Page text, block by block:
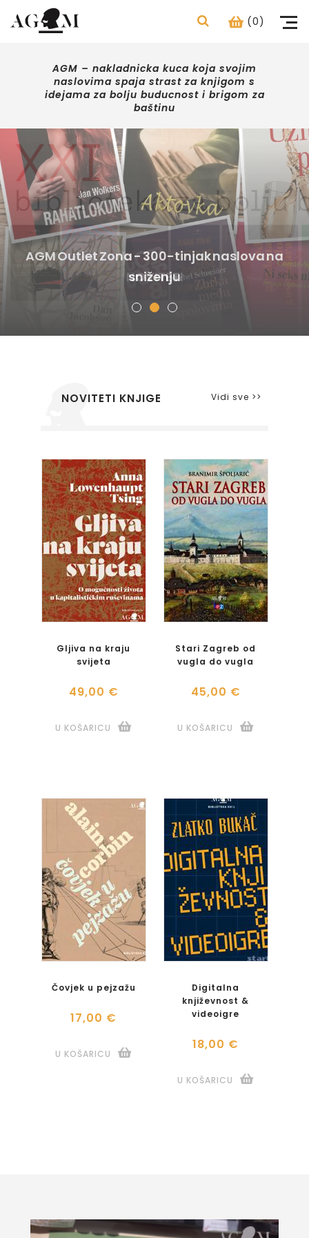
(0)
AGM – nakladnicka kuca koja svojim
naslovima spaja strast za knjigom s
idejama za bolju buducnost i brigom za
baštinu
NOVITETI
AGM Outlet Zona - 300-tinjak naslova na
sniženju
ART POINT CENTAR - boje, kistovi, platna,
papiri, pribor za umjetnike,
studente,školarce i kreativce
NOVITETI KNJIGE Vidi sve >>
Gljiva na kraju
svijeta
49,00 €
U KOŠARICU
Stari Zagreb od
vugla do vugla
45,00 €
U KOŠARICU
Čovjek u pejzažu
17,00 €
U KOŠARICU
Digitalna
književnost &
videoigre
18,00 €
U KOŠARICU